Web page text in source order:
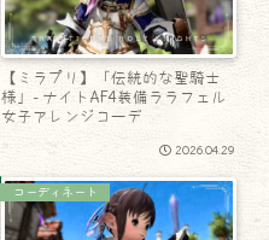
【ミラプリ】「伝統的な聖騎士
様」- ナイトAF4装備ララフェル
女子アレンジコーデ
2026.04.29
コーディネート